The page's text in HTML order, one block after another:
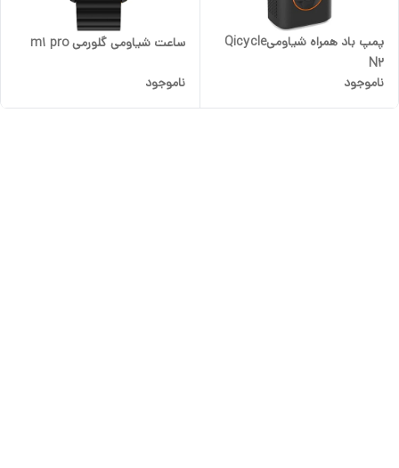
پمپ باد همراه شیاومیQicycle
N2
ناموجود
ساعت شیاومی گلورمی m1 pro
ناموجود